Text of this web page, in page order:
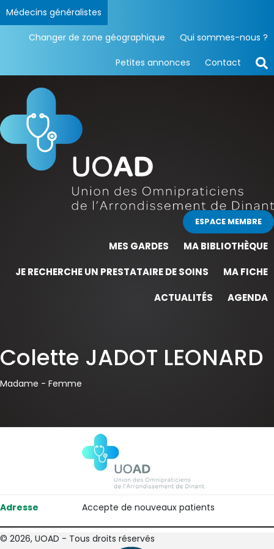
Médecins généralistes
Changer de zone géographique Qui sommes-nous ?
Petites annonces Contact
ESPACE MEMBRE
MES GARDES
MA BIBLIOTHÈQUE
JE RECHERCHE UN PRESTATAIRE DE SOINS
MA FICHE
ACTUALITÉS
AGENDA
Colette JADOT LEONARD
Madame - Femme
Adresse Accepte de nouveaux patients
© 2026, UOAD - Tous droits réservés